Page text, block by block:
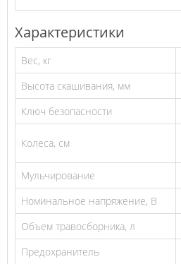
Характеристики
Вес, кг
Высота скашивания, мм
Ключ безопасности
Колеса, см
Мульчирование
Номинальное напряжение, В
Объем травосборника, л
Предохранитель